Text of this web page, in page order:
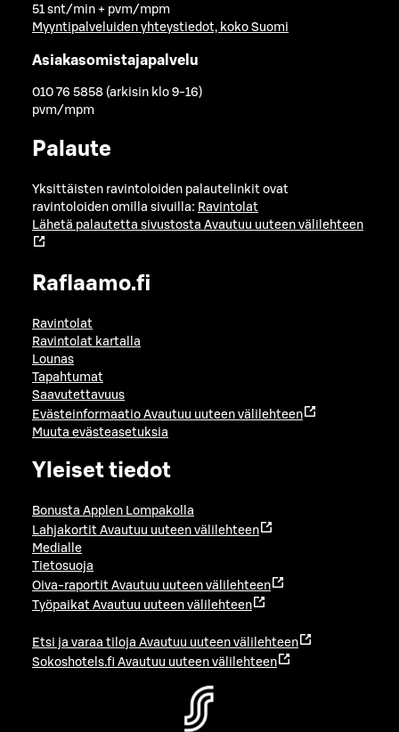
51 snt/min + pvm/mpm
Myyntipalveluiden yhteystiedot, koko Suomi
Asiakasomistajapalvelu
010 76 5858 (arkisin klo 9-16)
pvm/mpm
Palaute
Yksittäisten ravintoloiden palautelinkit ovat
ravintoloiden omilla sivuilla: Ravintolat
Lähetä palautetta sivustosta Avautuu uuteen välilehteen
Raflaamo.fi
Ravintolat
Ravintolat kartalla
Lounas
Tapahtumat
Saavutettavuus
Evästeinformaatio Avautuu uuteen välilehteen
Muuta evästeasetuksia
Yleiset tiedot
Bonusta Applen Lompakolla
Lahjakortit Avautuu uuteen välilehteen
Medialle
Tietosuoja
Oiva-raportit Avautuu uuteen välilehteen
Työpaikat Avautuu uuteen välilehteen
Etsi ja varaa tiloja Avautuu uuteen välilehteen
Sokoshotels.fi Avautuu uuteen välilehteen